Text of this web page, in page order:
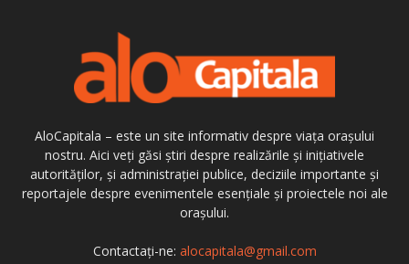
AloCapitala – este un site informativ despre viața orașului
nostru. Aici veți găsi știri despre realizările și inițiativele
autorităților, și administrației publice, deciziile importante și
reportajele despre evenimentele esențiale și proiectele noi ale
orașului.
Contactați-ne: alocapitala@gmail.com